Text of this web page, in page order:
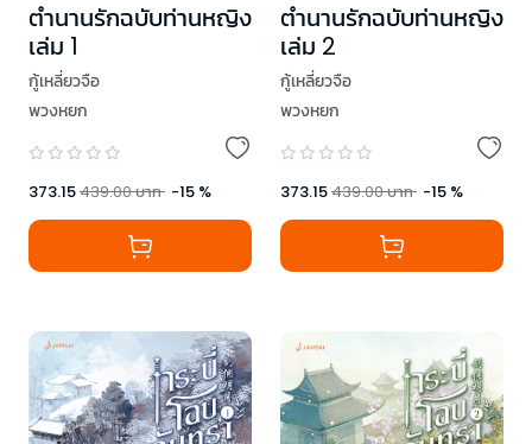
ตำนานรักฉบับท่านหญิง
เล่ม 1
กู้เหลี่ยวจือ
พวงหยก
373.15439.00บาท -15 %
ตำนานรักฉบับท่านหญิง
เล่ม 2
กู้เหลี่ยวจือ
พวงหยก
373.15439.00บาท -15 %